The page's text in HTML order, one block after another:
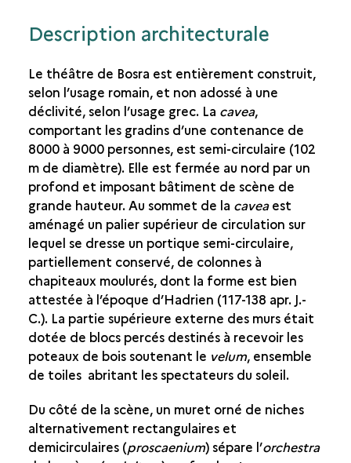
Description architecturale
Le théâtre de Bosra est entièrement construit,
selon l’usage romain, et non adossé à une
déclivité, selon l’usage grec. La cavea,
comportant les gradins d’une contenance de
8000 à 9000 personnes, est semi-circulaire (102
m de diamètre). Elle est fermée au nord par un
profond et imposant bâtiment de scène de
grande hauteur. Au sommet de la caveaest
aménagé un palier supérieur de circulation sur
lequel se dresse un portique semi-circulaire,
partiellement conservé, de colonnes à
chapiteaux moulurés, dont la forme est bien
attestée à l’époque d’Hadrien (117-138 apr. J.-
C.). La partie supérieure externe des murs était
dotée de blocs percés destinés à recevoir les
poteaux de bois soutenant le velum, ensemble
de toiles abritant les spectateurs du soleil.
Du côté de la scène, un muret orné de niches
alternativement rectangulaires et
demicirculaires (proscaenium) sépare l’orchestra